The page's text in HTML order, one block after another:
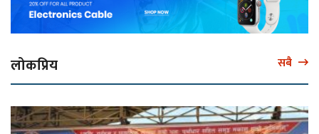
लोकप्रिय सबै